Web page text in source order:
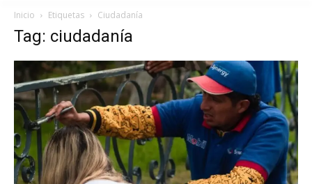
Inicio Etiquetas Ciudadanía
Tag: ciudadanía